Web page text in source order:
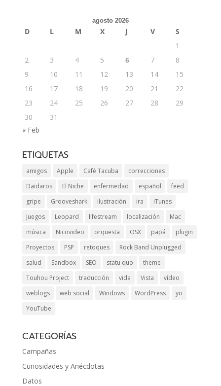
agosto 2026
D L M X J V
S
1
2
3 4 5 6 7
8
9
10 11 12 13 14
15
16
17 18 19 20 21
22
23
24 25 26 27 28
29
30
31
« Feb
ETIQUETAS
amigos Apple Café Tacuba
correcciones
Daidaros
El Niche enfermedad español
feed
gripe
Grooveshark ilustración ira
iTunes
Juegos
Leopard lifestream localización
Mac
música
Nicovideo orquesta OSX papá
plugin
Proyectos
PSP retoques
Rock Band Unplugged
salud
Sandbox SEO statu quo
theme
Touhou Project
traducción vida Vista
vídeo
weblogs
web social Windows WordPress
yo
YouTube
CATEGORÍAS
Campañas
Curiosidades y Anécdotas
Datos